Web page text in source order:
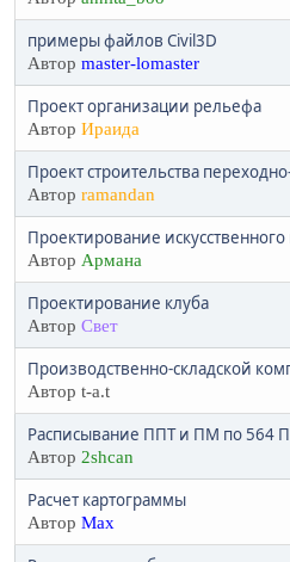
примеры файлов Civil3D
Автор master-lomaster
Проект организации рельефа
Автор Ираида
Проект строительства
Автор ramandan
Проектирование искусственного
Автор Армана
Проектирование клуба
Автор Свет
Производственно-складской
Автор t-a.t
Расписывание ППТ и ПМ по 564
Автор 2shcan
Расчет картограммы
Автор Max